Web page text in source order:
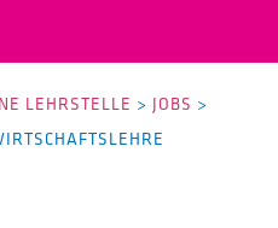
LEHRSTELLE > JOBS >